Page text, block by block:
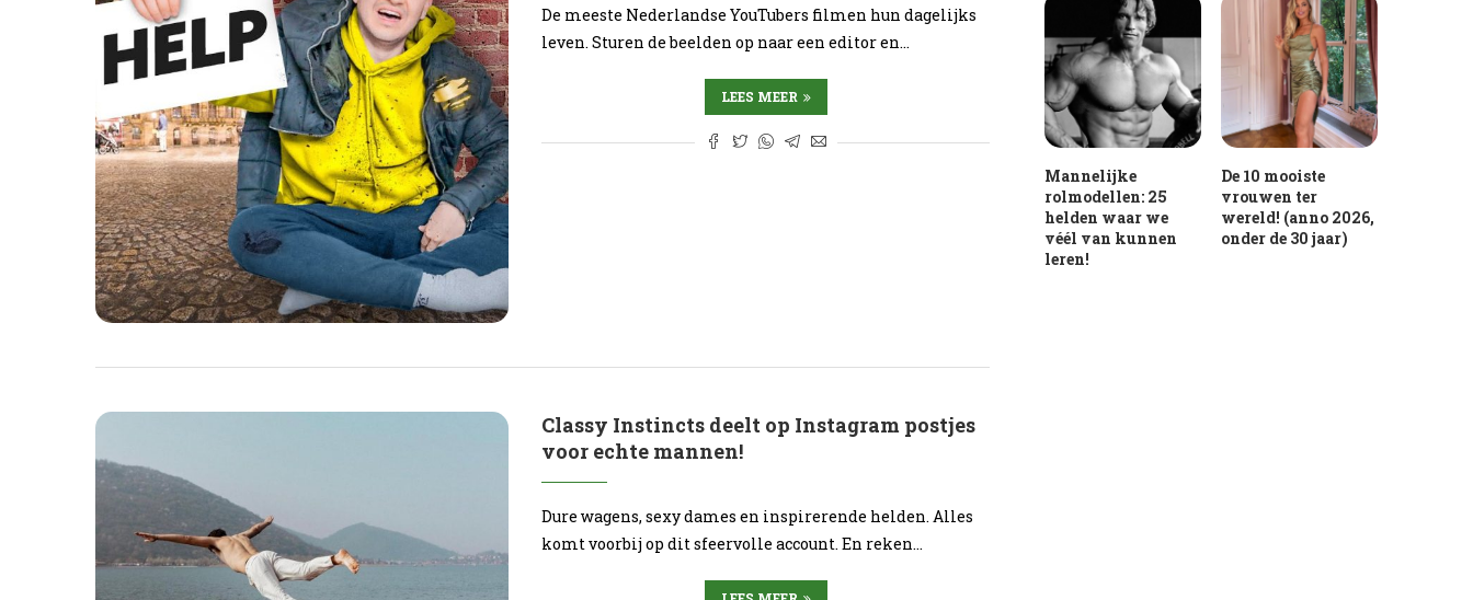
De meeste Nederlandse YouTubers filmen hun dagelijks
leven. Sturen de beelden op naar een editor en…
LEES MEER
Classy Instincts deelt op Instagram postjes
voor echte mannen!
Dure wagens, sexy dames en inspirerende helden. Alles
komt voorbij op dit sfeervolle account. En reken…
Mannelijke
rolmodellen: 25
helden waar we
véél van kunnen
leren!
De 10 mooiste
vrouwen ter
wereld! (anno 2026,
onder de 30 jaar)